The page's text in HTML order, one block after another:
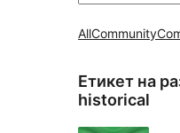
AllCommunity
Етикет на
historical